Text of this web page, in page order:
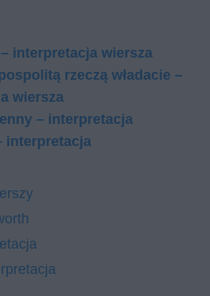
interpretacja wiersza
rzeczą władacie –
wiersza
– interpretacja
interpretacja